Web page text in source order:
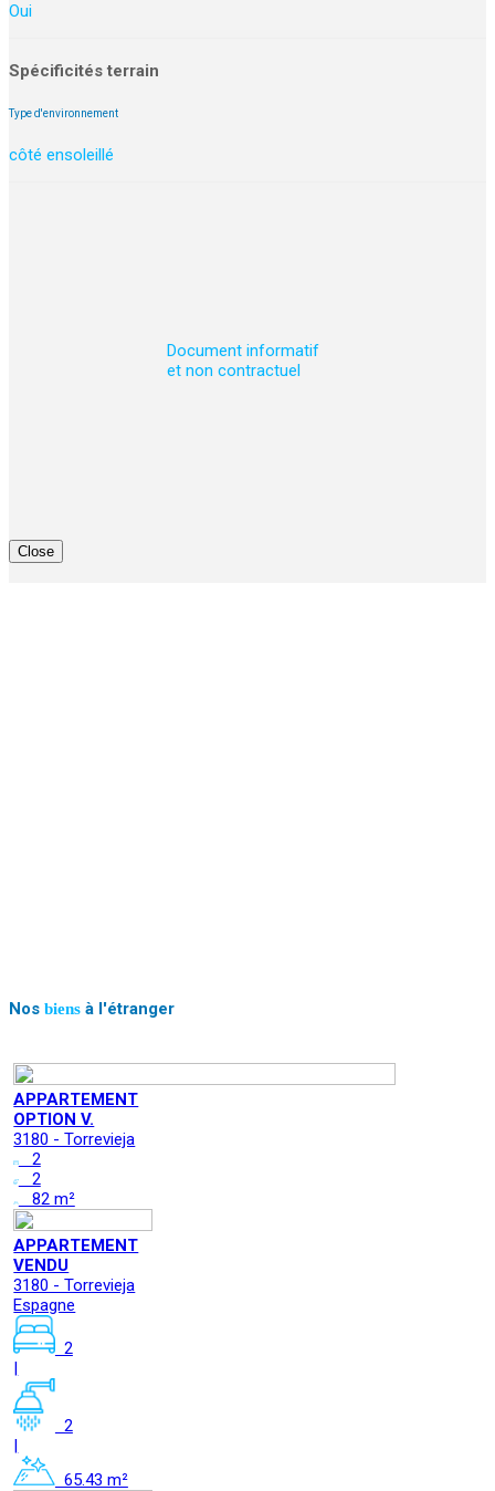
Oui
Spécificités terrain
Type d'environnement
côté ensoleillé
Document informatif
et non contractuel
Close
Nos biens à l'étranger
APPARTEMENT
OPTION V.
3180 - Torrevieja
2
2
82 m²
APPARTEMENT
VENDU
3180 - Torrevieja
Espagne
2
|
2
|
65.43 m²